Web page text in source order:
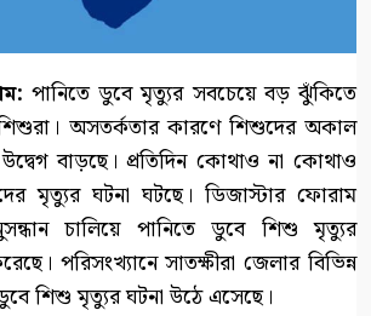
পানিতে ডুবে মৃত্যুর সবচেয়ে বড় ঝুঁকিতে
অসতর্কতার কারণে শিশুদের অকাল
বাড়ছে। প্রতিদিন কোথাও না কোথাও
মৃত্যুর ঘটনা ঘটছে। ডিজাস্টার ফোরাম
চালিয়ে পানিতে ডুবে শিশু মৃত্যুর
পরিসংখ্যানে সাতক্ষীরা জেলার বিভিন্ন
শিশু মৃত্যুর ঘটনা উঠে এসেছে।